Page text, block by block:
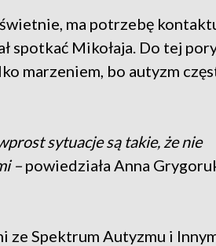
ma potrzebę
spotkać Mikołaja. Do tej
marzeniem, bo autyzm
sytuacje są takie, że nie
– powiedziała Anna
ze Spektrum Autyzmu i